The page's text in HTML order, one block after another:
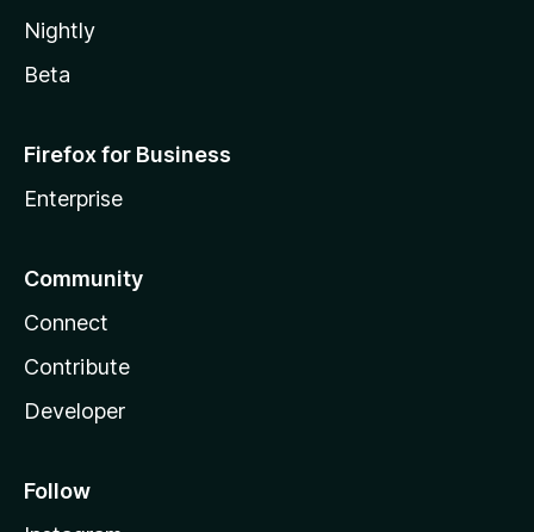
Nightly
Beta
Firefox for Business
Enterprise
Community
Connect
Contribute
Developer
Follow